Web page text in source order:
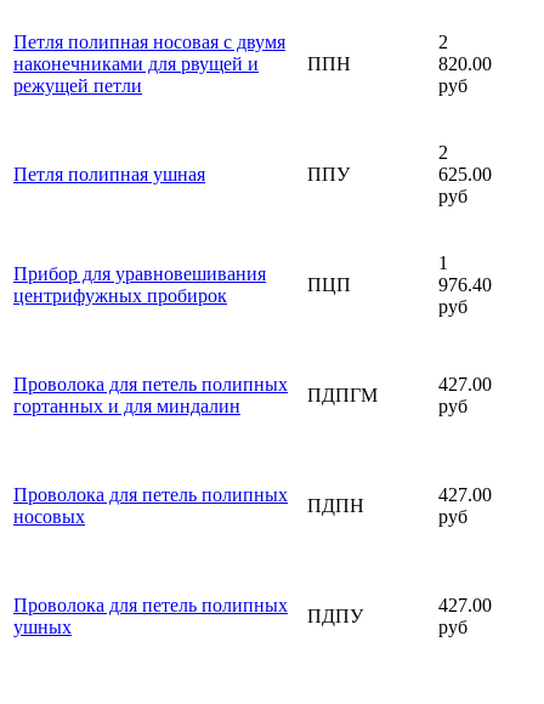
Петля полипная носовая с двумя
наконечниками для рвущей и
режущей петли
ППН
2
820.00
руб
Петля полипная ушная ППУ
2
625.00
руб
Прибор для уравновешивания
центрифужных пробирок
ПЦП
1
976.40
руб
Проволока для петель полипных
гортанных и для миндалин
ПДПГМ
427.00
руб
Проволока для петель полипных
носовых
ПДПН
427.00
руб
Проволока для петель полипных
ушных
ПДПУ
427.00
руб